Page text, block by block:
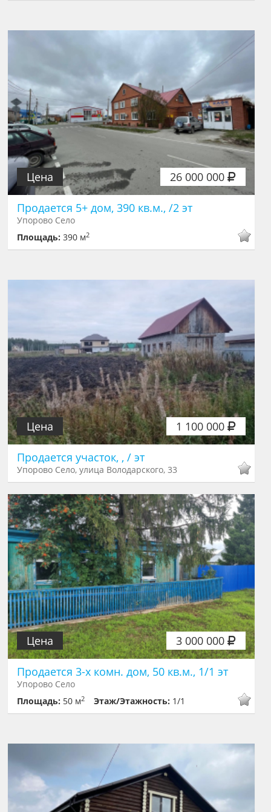
26 000 000
Цена
Продается 5+ дом, 390 кв.м., /2 эт
Упорово Село
Площадь:390 м2
1 100 000
Цена
Продается участок, , / эт
Упорово Село, улица Володарского, 33
3 000 000
Цена
Продается 3-х комн. дом, 50 кв.м., 1/1 эт
Упорово Село
Площадь: 50 м2 Этаж/Этажность: 1/1